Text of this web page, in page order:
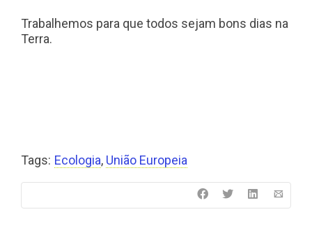
Trabalhemos para que todos sejam bons dias na
Terra.
Tags: Ecologia, União Europeia